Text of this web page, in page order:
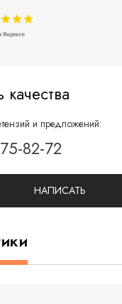
и предложений:
82-72
НАПИСАТЬ